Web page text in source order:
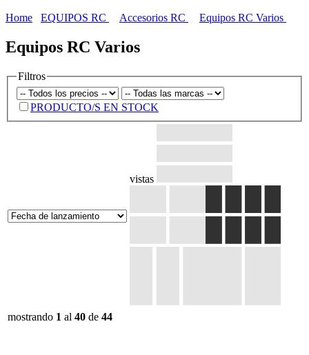
Home EQUIPOS RC Accesorios RC Equipos RC Varios
Equipos RC Varios
Filtros
PRODUCTO/S EN STOCK
vistas
mostrando 1 al 40 de 44